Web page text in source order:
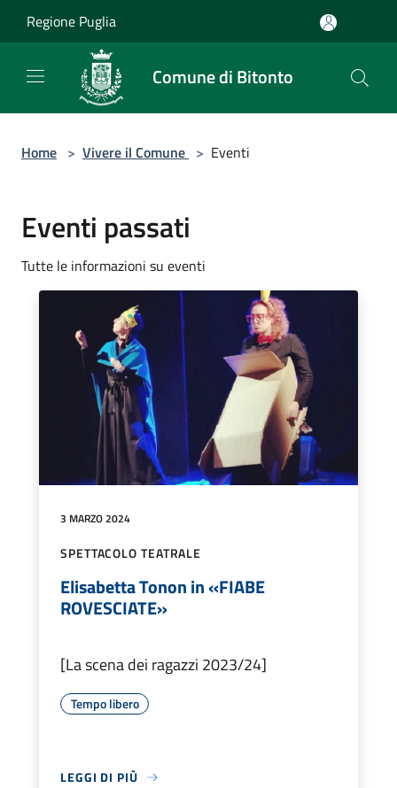
Regione Puglia
Comune di Bitonto
Home > Vivere il Comune > Eventi
Eventi passati
Tutte le informazioni su eventi
3 MARZO 2024
SPETTACOLO TEATRALE
Elisabetta Tonon in «FIABE
ROVESCIATE»
[La scena dei ragazzi 2023/24]
Tempo libero
LEGGI DI PIÙ